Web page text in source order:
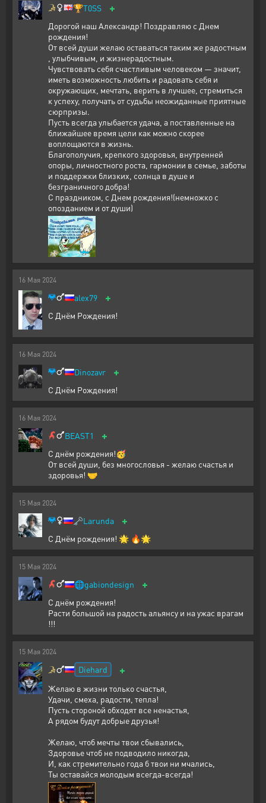
🏆T0SS +
Дорогой наш Александр! Поздравляю с Днем
рождения!
От всей души желаю оставаться таким же радостным
, улыбчивым, и жизнерадостным.
Чувствовать себя счастливым человеком — значит,
иметь возможность любить и радовать себя и
окружающих, мечтать, верить в лучшее, стремиться
к успеху, получать от судьбы неожиданные приятные
сюрпризы.
Пусть всегда улыбается удача, а поставленные на
ближайшее время цели как можно скорее
воплощаются в жизнь.
Благополучия, крепкого здоровья, внутренней
опоры, личностного роста, гармонии в семье, заботы
и поддержки близких, солнца в душе и
безграничного добра!
С праздником, с Днем рождения!(немножко с
опозданием и от души)
16 Мая 2024
alex79 +
С Днём Рождения!
16 Мая 2024
Dinozavr +
С Днём Рождения!
16 Мая 2024
BEAST1 +
С днём рождения!🥳
От всей души, без многословья - желаю счастья и
здоровья! 🤝
15 Мая 2024
🗝️Larunda +
С Днём рождения! 🌟 🔥🌟
15 Мая 2024
🌐gabiondesign +
С днём рождения!
Расти большой на радость альянсу и на ужас врагам
!!!
15 Мая 2024
Diehard +
Желаю в жизни только счастья,
Удачи, смеха, радости, тепла!
Пусть стороной обходят все ненастья,
А рядом будут добрые друзья!
Желаю, чтоб мечты твои сбывались,
Здоровье чтоб не подводило никогда,
И, как стремительно года б твои ни мчались,
Ты оставайся молодым всегда-всегда!